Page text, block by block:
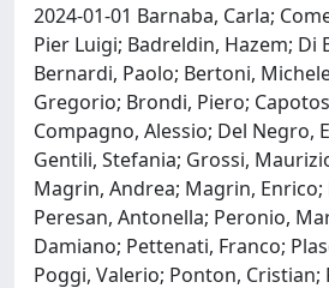
2024-01-01 Barnaba, Carla;
Pier Luigi; Badreldin, Hazem; Di
Bernardi, Paolo; Bertoni,
Gregorio; Brondi, Piero;
Compagno, Alessio; Del Negro,
Gentili, Stefania; Grossi,
Magrin, Andrea; Magrin,
Peresan, Antonella; Peronio,
Damiano; Pettenati, Franco;
Poggi, Valerio; Ponton, Cristian;